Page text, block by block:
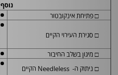
נוסף
□ פתיחת אינקובטור
□ סגירת העירוי הקיים
□ מיגון בשלב החיבור
□ ניתוק ה- Needlelessהקיים